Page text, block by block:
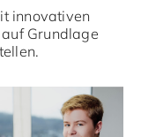
innovativen
Grundlage